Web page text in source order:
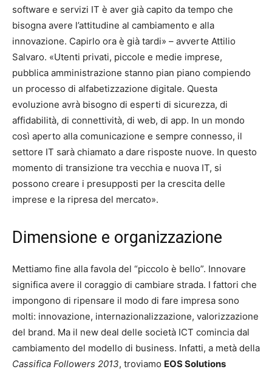
software e servizi IT è aver già capito da tempo che
bisogna avere l’attitudine al cambiamento e alla
innovazione. Capirlo ora è già tardi» – avverte Attilio
Salvaro. «Utenti privati, piccole e medie imprese,
pubblica amministrazione stanno pian piano compiendo
un processo di alfabetizzazione digitale. Questa
evoluzione avrà bisogno di esperti di sicurezza, di
affidabilità, di connettività, di web, di app. In un mondo
così aperto alla comunicazione e sempre connesso, il
settore IT sarà chiamato a dare risposte nuove. In questo
momento di transizione tra vecchia e nuova IT, si
possono creare i presupposti per la crescita delle
imprese e la ripresa del mercato».
Dimensione e organizzazione
Mettiamo fine alla favola del “piccolo è bello”. Innovare
significa avere il coraggio di cambiare strada. I fattori che
impongono di ripensare il modo di fare impresa sono
molti: innovazione, internazionalizzazione, valorizzazione
del brand. Ma il new deal delle società ICT comincia dal
cambiamento del modello di business. Infatti, a metà della
Cassifica Followers 2013, troviamo EOS Solutions